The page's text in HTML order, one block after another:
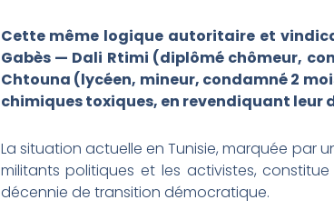
Cette même logique autoritaire et
Gabès — Dali Rtimi (diplômé chômeur,
Chtouna (lycéen, mineur, condamné 2
chimiques toxiques, en revendiquant leur
La situation actuelle en Tunisie, marquée par
militants politiques et les activistes,
décennie de transition démocratique.